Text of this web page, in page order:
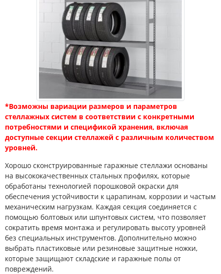
*Возможны вариации размеров и параметров
стеллажных систем в соответствии с конкретными
потребностями и спецификой хранения, включая
доступные секции стеллажей с различным количеством
уровней.
Хорошо сконструированные гаражные стеллажи основаны
на высококачественных стальных профилях, которые
обработаны технологией порошковой окраски для
обеспечения устойчивости к царапинам, коррозии и частым
механическим нагрузкам. Каждая секция соединяется с
помощью болтовых или шпунтовых систем, что позволяет
сократить время монтажа и регулировать высоту уровней
без специальных инструментов. Дополнительно можно
выбрать пластиковые или резиновые защитные ножки,
которые защищают складские и гаражные полы от
повреждений.